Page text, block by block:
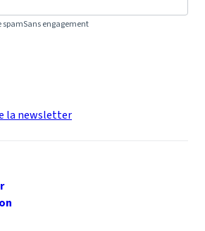
spamSans engagement
la newsletter